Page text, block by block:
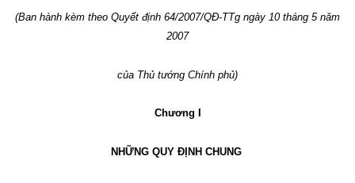
(Ban hành kèm theo Quyết định 64/2007/QĐ-TTg ngày 10 tháng 5 năm
2007
của Thủ tướng Chính phủ)
Chương I
NHỮNG QUY ĐỊNH CHUNG